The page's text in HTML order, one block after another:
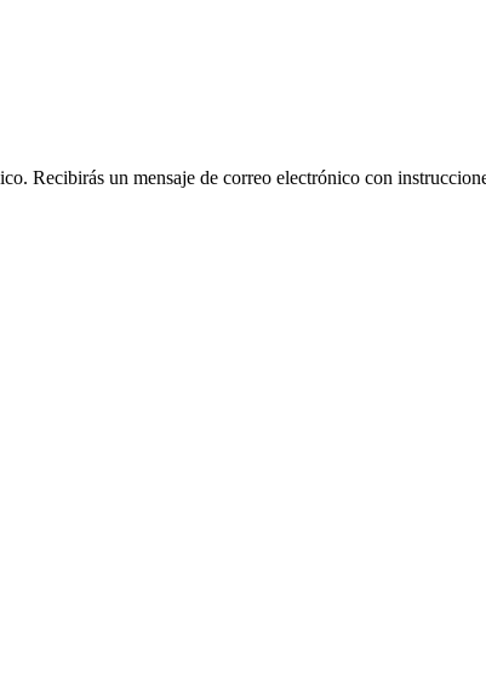
Recibirás un mensaje de correo electrónico con